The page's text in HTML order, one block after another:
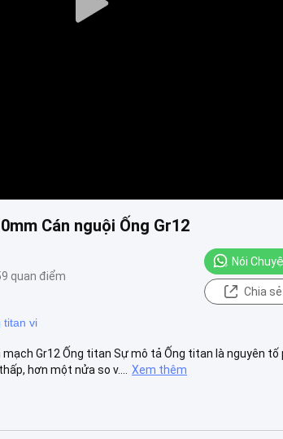
Play
Cán nguội Ống Gr12
quan điểm
Nói
Chia sẻ
titan vi
mạch Gr12 Ống titan Sự mô tả Ống titan là nguyên
hơn một nửa so v....
Xem thêm